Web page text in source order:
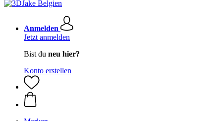
Anmelden
Jetzt anmelden
Bist du neu hier?
Konto erstellen